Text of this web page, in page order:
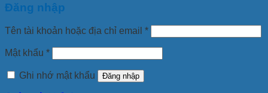
Đăng nhập
Tên tài khoản hoặc địa chỉ email *
Mật khẩu *
Ghi nhớ mật khẩu Đăng nhập